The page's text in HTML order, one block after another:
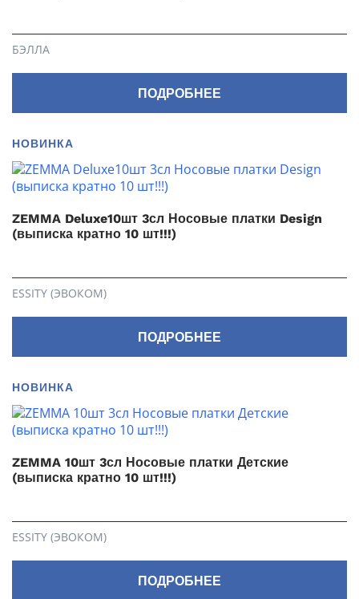
БЭЛЛА
ПОДРОБНЕЕ
НОВИНКА
ZEMMA Deluxe10шт 3сл Носовые платки Design
(выписка кратно 10 шт!!!)
ESSITY (ЭВОКОМ)
ПОДРОБНЕЕ
НОВИНКА
ZEMMA 10шт 3сл Носовые платки Детские
(выписка кратно 10 шт!!!)
ESSITY (ЭВОКОМ)
ПОДРОБНЕЕ